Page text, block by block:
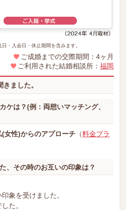
・入会日・休止期間を含みます。
ご成婚までの交際期間：4ヶ月
ご利用された結婚相談所： 福岡
ました。
ケは？(例：両想いマッチング、
女性)からのアプローチ （料金プラ
、その時のお互いの印象は？
象を受けました。
た。